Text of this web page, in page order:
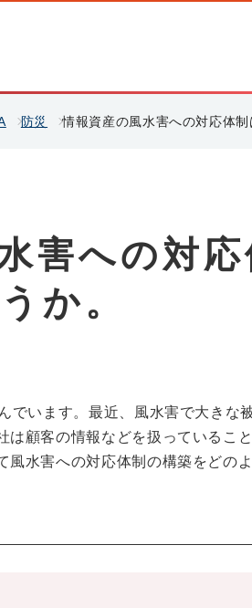
防災 情報資産の風水害への対応体
害への対
か。
でいます。最近、風水害で大きな
は顧客の情報などを扱っているこ
水害への対応体制の構築をどの